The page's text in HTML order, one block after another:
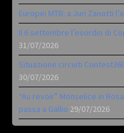
Europei MTB: a Juri Zanotti
Il 6 settembre l’esordio di
31/07/2026
Situazione circuiti
30/07/2026
“Au revoir” Monselice in
passa a Gallio 29/07/2026